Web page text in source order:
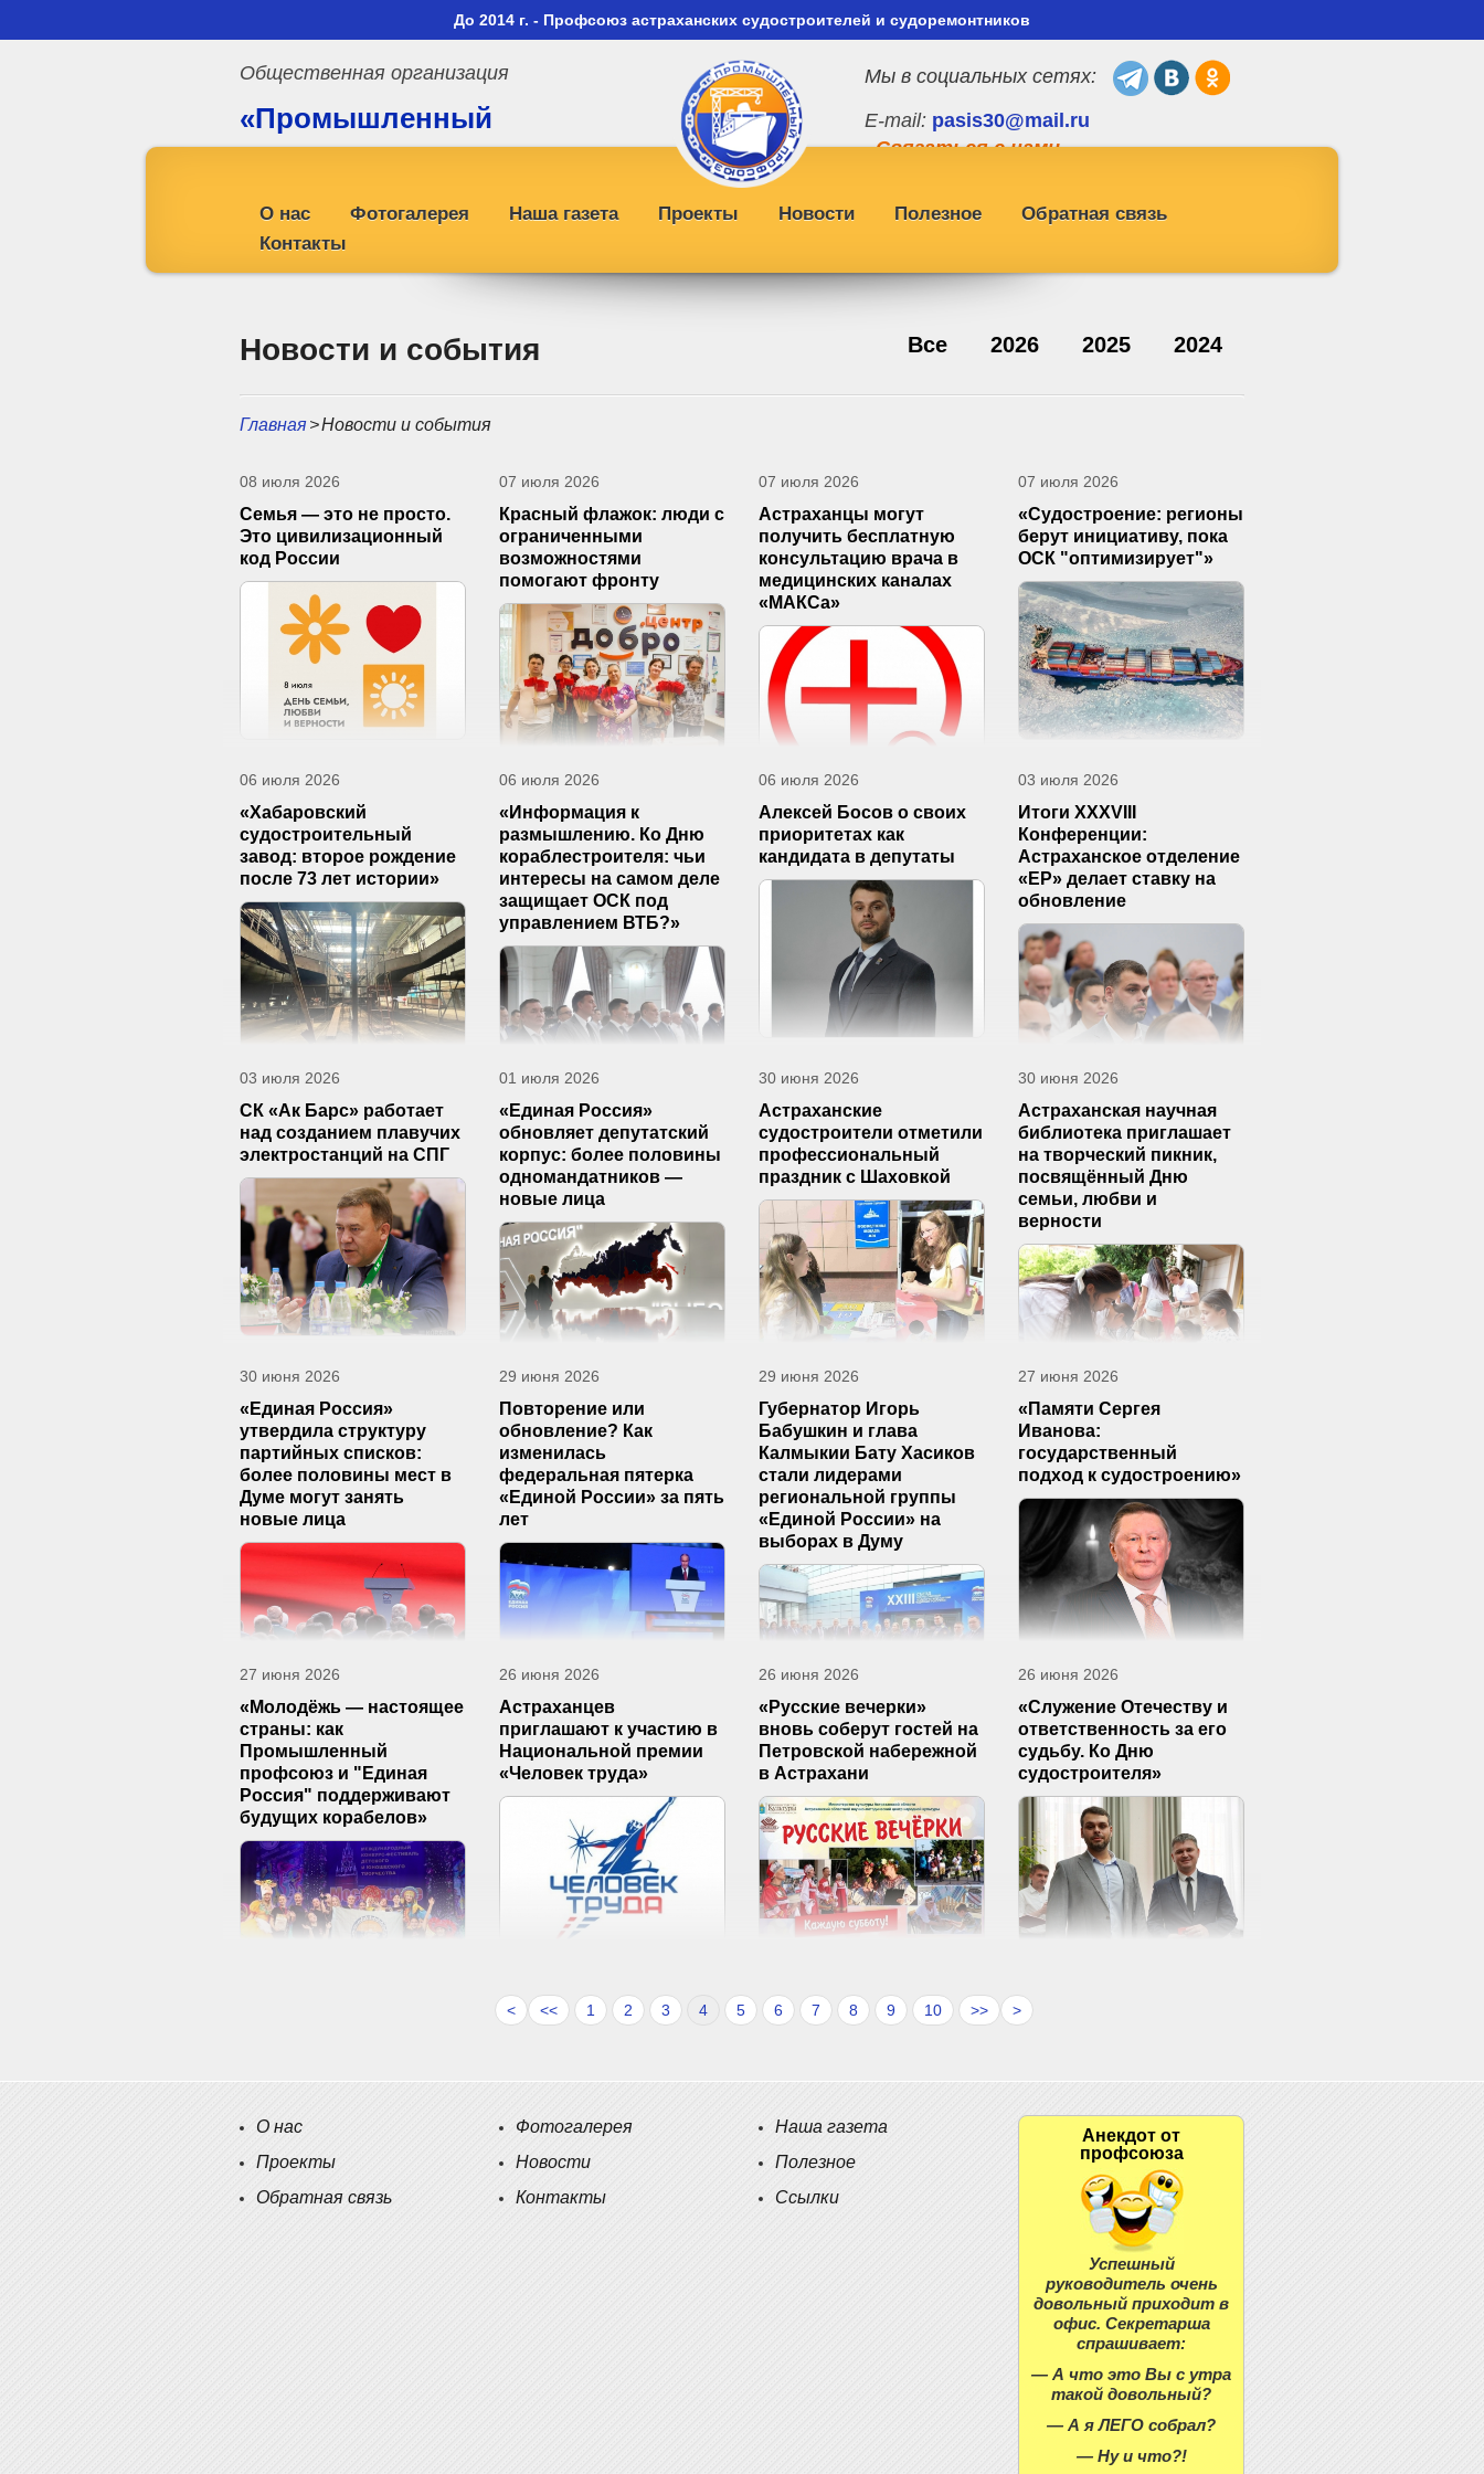
До 2014 г. - Профсоюз астраханских судостроителей и судоремонтников
Общественная организация
«Промышленный
Мы в социальных сетях:
E-mail: pasis30@mail.ru
Связаться с нами
О нас Фотогалерея Наша газета Проекты Новости Полезное
Обратная связь
Контакты
Новости и события Все 2026 2025 2024
Главная>Новости и события
08 июля 2026
Семья — это не просто.
Это цивилизационный
код России
07 июля 2026
Красный флажок: люди с
ограниченными
возможностями
помогают фронту
07 июля 2026
Астраханцы могут
получить бесплатную
консультацию врача в
медицинских каналах
«МАКСа»
07 июля 2026
«Судостроение: регионы
берут инициативу, пока
ОСК "оптимизирует"»
06 июля 2026
«Хабаровский
судостроительный
завод: второе рождение
после 73 лет истории»
06 июля 2026
«Информация к
размышлению. Ко Дню
кораблестроителя: чьи
интересы на самом деле
защищает ОСК под
управлением ВТБ?»
06 июля 2026
Алексей Босов о своих
приоритетах как
кандидата в депутаты
03 июля 2026
Итоги XXXVIII
Конференции:
Астраханское отделение
«ЕР» делает ставку на
обновление
03 июля 2026
СК «Ак Барс» работает
над созданием плавучих
электростанций на СПГ
01 июля 2026
«Единая Россия»
обновляет депутатский
корпус: более половины
одномандатников —
новые лица
30 июня 2026
Астраханские
судостроители отметили
профессиональный
праздник с Шаховкой
30 июня 2026
Астраханская научная
библиотека приглашает
на творческий пикник,
посвящённый Дню
семьи, любви и
верности
30 июня 2026
«Единая Россия»
утвердила структуру
партийных списков:
более половины мест в
Думе могут занять
новые лица
29 июня 2026
Повторение или
обновление? Как
изменилась
федеральная пятерка
«Единой России» за пять
лет
29 июня 2026
Губернатор Игорь
Бабушкин и глава
Калмыкии Бату Хасиков
стали лидерами
региональной группы
«Единой России» на
выборах в Думу
27 июня 2026
«Памяти Сергея
Иванова:
государственный
подход к судостроению»
27 июня 2026
«Молодёжь — настоящее
страны: как
Промышленный
профсоюз и "Единая
Россия" поддерживают
будущих корабелов»
26 июня 2026
Астраханцев
приглашают к участию в
Национальной премии
«Человек труда»
26 июня 2026
«Русские вечерки»
вновь соберут гостей на
Петровской набережной
в Астрахани
26 июня 2026
«Служение Отечеству и
ответственность за его
судьбу. Ко Дню
судостроителя»
<<
< 1 2 3 4 5 6 7 8 9 10 >
>>
О нас
Проекты
Обратная связь
Фотогалерея
Новости
Контакты
Наша газета
Полезное
Ссылки
Анекдот от
профсоюза
Успешный
руководитель очень
довольный приходит в
офис. Секретарша
спрашивает:
— А что это Вы с утра
такой довольный?
— А я ЛЕГО собрал?
— Ну и что?!